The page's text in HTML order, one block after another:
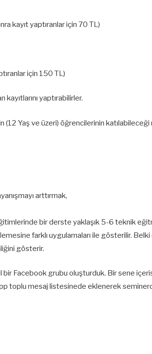
kayıt yaptıranlar için 70 TL)
için 150 TL)
yaptırabilirler.
Yaş ve üzeri) öğrencilerinin katılabileceği
arttırmak,
bir derste yaklaşık 5-6 teknik
farklı uygulamaları ile gösterilir.
gösterir.
Facebook grubu oluşturduk. Bir sene
toplu mesaj listesinede eklenerek